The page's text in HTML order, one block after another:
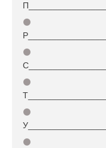
П_________________
⚫
Р_________________
⚫
С_________________
⚫
Т_________________
⚫
У_________________
⚫